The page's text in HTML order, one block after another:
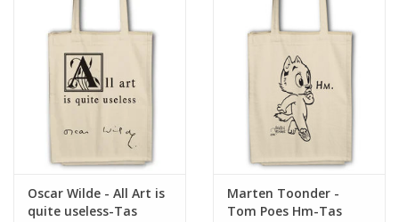
Oscar Wilde - All Art is
quite useless-Tas
Marten Toonder -
Tom Poes Hm-Tas